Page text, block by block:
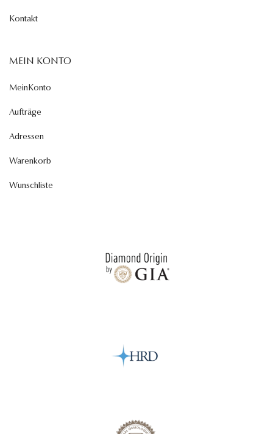
Kontakt
MEIN KONTO
MeinKonto
Aufträge
Adressen
Warenkorb
Wunschliste